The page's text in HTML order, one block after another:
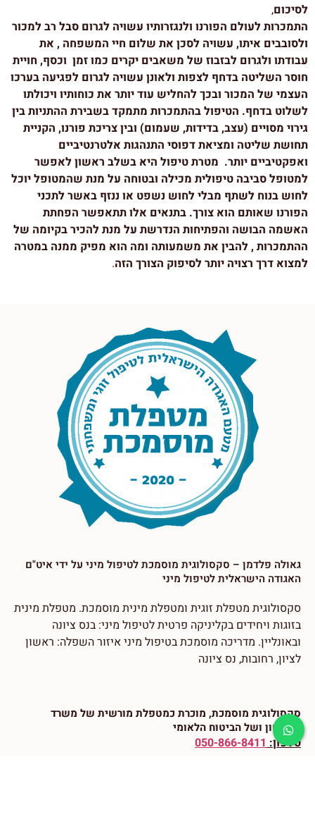
לסיכום,
התמכרות לעולם הפורנו ולנגזרותיו עשויה לגרום סבל רב למכור
ולסובבים איתו, עשויה לסכן את שלום חיי המשפחה , את
עבודתו ולגרום לבזבוז של משאבים יקרים כמו זמן וכסף, חויית
חוסר השליטה בדחף לצפות ולאונן עשויה לגרום לפגיעה בערכו
העצמי של המכור ובכך להחליש עוד יותר את כוחותיו ויכולתו
לשלוט בדחף. הטיפול בהתמכרות מתמקד בשבירת ההתניות בין
גירוי מסויים (עצב, בדידות, שעמום) ובין צריכת פורנו, הקניית
תחושת שליטה ומציאת דפוסי התנהגות אלטרנטיביים
ואפקטיביים יותר. מטרת טיפול היא בשלב ראשון לאפשר
למטופל סביבה טיפולית מכילה ובטוחה על מנת שהמטופל יוכל
לחוש בנוח לשתף מבלי לחוש נשפט או ננזף באשר לתכני
הפורנו שאותם הוא צורך. בתנאים אלו תתאפשר הפחתת
האשמה הבושה והפתיחות הנדרשת על מנת להכיר בקיומה של
ההתמכרות , להבין את משמעותה ומה הוא מפיק ממנה במטרה
למצוא דרך רצויה יותר לסיפוק הצורך הזה.
גאולה פלדמן – סקסולוגית מוסמכת לטיפול מיני על ידי איט"ם
האגודה הישראלית לטיפול מיני
סקסולוגית מטפלת זוגית ומטפלת מינית מוסמכת. מטפלת מינית
בזוגות ויחידים בקליניקה פרטית לטיפול מיני: בנס ציונה
ובאונליין. מדריכה מוסמכת בטיפול מיני איזור השפלה: ראשון
לציון, רחובות, נס ציונה
סקסולוגית מוסמכת, מוכרת כמטפלת מורשית של משרד
הביטחון ⁠ושל הביטוח הלאומי
טלפון: 050-866-8411